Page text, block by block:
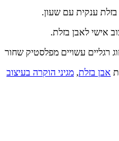
ענקית עם שעון.
אישי לאבן בזלת.
אבן בזלת, מגיני הוקרה בעיצוב